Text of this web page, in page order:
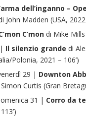
dell’inganno –
John Madden (USA, 2022
C’mon di Mike Mills
Il silenzio grande di
Polonia, 2021 – 106’)
29 | Downton
Curtis (Gran
31 | Corro da te